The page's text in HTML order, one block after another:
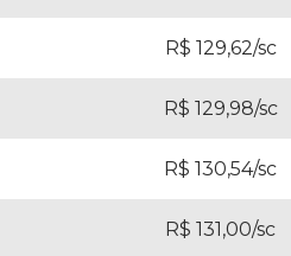
R$ 129,62/sc
R$ 129,98/sc
R$ 130,54/sc
R$ 131,00/sc